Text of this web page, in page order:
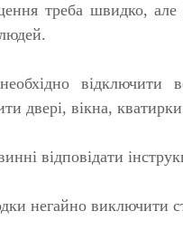
треба швидко,
відключити
двері, вікна,
відповідати
негайно виключити